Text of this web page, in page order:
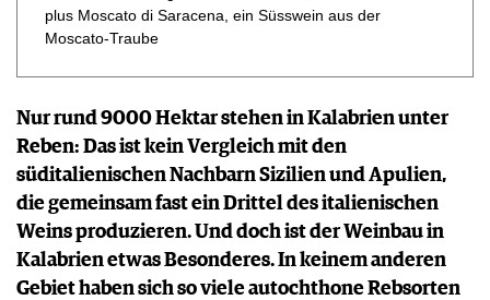
WEINSUCHE
WINE TRADE CLUB
REDAKTION
JOBS
WERBUNG
PRESSE
IMPRESSUM
AGB & DATENSCHUTZ
FAQ
plus Moscato di Saracena, ein Süsswein aus der
Moscato-Traube
Nur rund 9000 Hektar stehen in Kalabrien unter
Reben: Das ist kein Vergleich mit den
süditalienischen Nachbarn Sizilien und Apulien,
die gemeinsam fast ein Drittel des italienischen
Weins produzieren. Und doch ist der Weinbau in
Kalabrien etwas Besonderes. In keinem anderen
Gebiet haben sich so viele autochthone Rebsorten